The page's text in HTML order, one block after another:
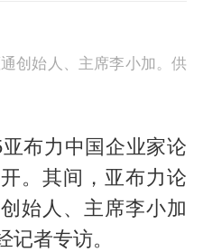
创始人、主席李小加。供
布力中国企业家论
。其间，亚布力论
始人、主席李小加
记者专访。